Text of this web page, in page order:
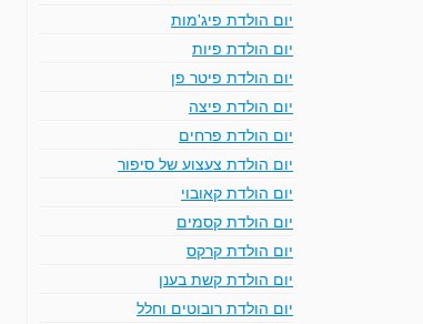
יום הולדת פיג'מות
יום הולדת פיות
יום הולדת פיטר פן
יום הולדת פיצה
יום הולדת פרחים
יום הולדת צעצוע של סיפור
יום הולדת קאובוי
יום הולדת קסמים
יום הולדת קרקס
יום הולדת קשת בענן
יום הולדת רובוטים וחלל